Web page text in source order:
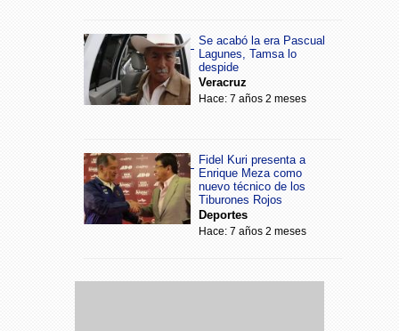
Se acabó la era Pascual
Lagunes, Tamsa lo
despide
Veracruz
Hace: 7 años 2 meses
Fidel Kuri presenta a
Enrique Meza como
nuevo técnico de los
Tiburones Rojos
Deportes
Hace: 7 años 2 meses